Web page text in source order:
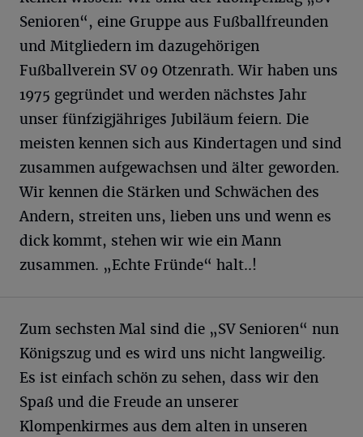
Senioren“, eine Gruppe aus Fußballfreunden
und Mitgliedern im dazugehörigen
Fußballverein SV 09 Otzenrath. Wir haben uns
1975 gegründet und werden nächstes Jahr
unser fünfzigjähriges Jubiläum feiern. Die
meisten kennen sich aus Kindertagen und sind
zusammen aufgewachsen und älter geworden.
Wir kennen die Stärken und Schwächen des
Andern, streiten uns, lieben uns und wenn es
dick kommt, stehen wir wie ein Mann
zusammen. „Echte Fründe“ halt..!
Zum sechsten Mal sind die „SV Senioren“ nun
Königszug und es wird uns nicht langweilig.
Es ist einfach schön zu sehen, dass wir den
Spaß und die Freude an unserer
Klompenkirmes aus dem alten in unseren